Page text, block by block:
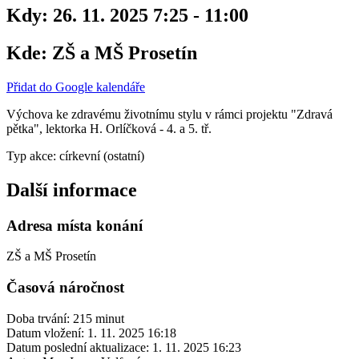
Kdy: 26. 11. 2025 7:25 - 11:00
Kde: ZŠ a MŠ Prosetín
Přidat do Google kalendáře
Výchova ke zdravému životnímu stylu v rámci projektu "Zdravá
pětka", lektorka H. Orlíčková - 4. a 5. tř.
Typ akce: církevní (ostatní)
Další informace
Adresa místa konání
ZŠ a MŠ Prosetín
Časová náročnost
Doba trvání: 215 minut
Datum vložení: 1. 11. 2025 16:18
Datum poslední aktualizace: 1. 11. 2025 16:23